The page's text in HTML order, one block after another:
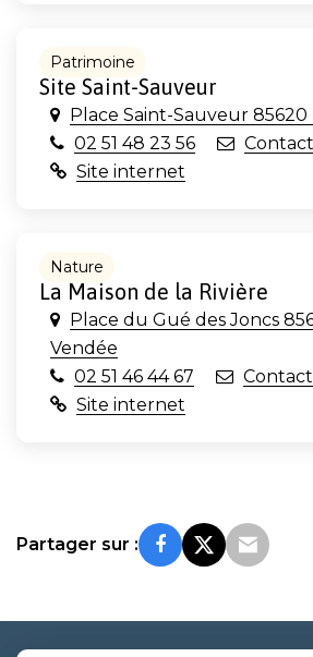
Patrimoine
Site Saint-Sauveur
Place Saint-Sauveur 85620
02 51 48 23 56
Site internet
Nature
La Maison de la Rivière
Place du Gué des Joncs
Vendée
02 51 46 44 67
Site internet
Partager sur :